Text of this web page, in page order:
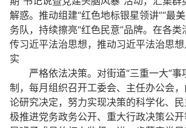
解惑。推动组建“红色地标银星领讲”“最
务队，持续擦亮“红色民意”品牌。在各
传习近平法治思想，推动习近平法治思
实
严格依法决策。对街道“三重一大”
制，每月组织召开工委会、主任办公会
论研究决定，努力实现决策的科学化、
极推进党务政务公开、重大行政决策公